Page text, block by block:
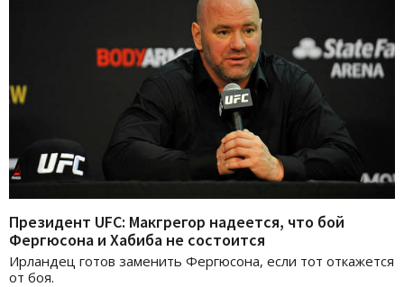
Президент UFC: Макгрегор надеется, что бой
Фергюсона и Хабиба не состоится
Ирландец готов заменить Фергюсона, если тот откажется
от боя.